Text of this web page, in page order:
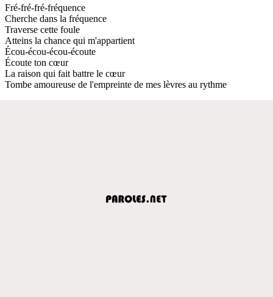
Fré-fré-fré-fréquence
Cherche dans la fréquence
Traverse cette foule
Atteins la chance qui m'appartient
Écou-écou-écou-écoute
Écoute ton cœur
La raison qui fait battre le cœur
Tombe amoureuse de l'empreinte de mes lèvres au rythme